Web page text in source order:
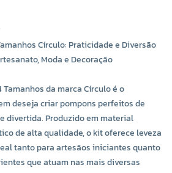
Círculo: Praticidade e Diversão
Moda e Decoração
Tamanhos da marca Círculo é o
deseja criar pompons perfeitos de
divertida. Produzido em material
de alta qualidade, o kit oferece leveza
tanto para artesãos iniciantes quanto
que atuam nas mais diversas